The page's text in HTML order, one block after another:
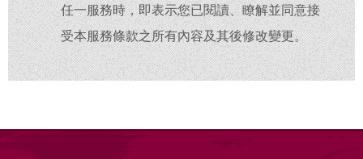
任一服務時，即表示您已閱讀、瞭解並同意接
受本服務條款之所有內容及其後修改變更。